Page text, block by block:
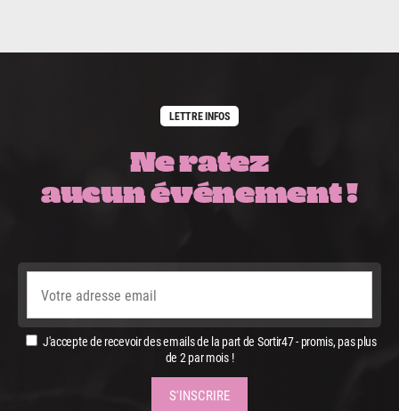
LETTRE INFOS
Ne ratez
aucun événement !
J'accepte de recevoir des emails de la part de Sortir47 - promis, pas plus
de 2 par mois !